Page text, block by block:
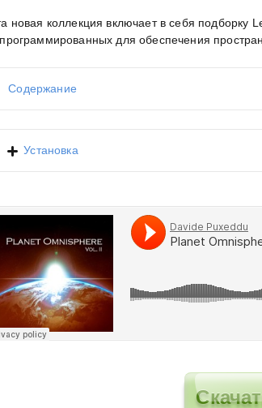
новая коллекция включает в себя подборку
для обеспечения
Содержание
Установка